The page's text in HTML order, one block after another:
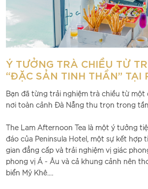
Ý TƯỞNG TRÀ CHIỀU TỪ
“ĐẶC SẢN TINH THẦN” TẠI
Bạn đã từng trải nghiệm trà chiều từ một
nơi toàn cảnh Đà Nẵng thu trọn trong
The Lam Afternoon Tea là một ý tưởng
đáo của Peninsula Hotel, một sự kết hợp
gian đẳng cấp và trải nghiệm vị giác
phong vị Á - Âu và cả khung cảnh nên
biển Mỹ Khê.